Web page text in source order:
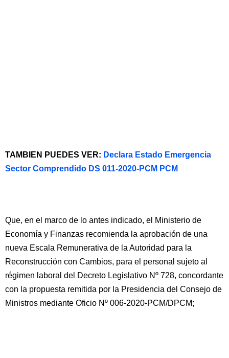
TAMBIEN PUEDES VER: Declara Estado Emergencia
Sector Comprendido DS 011-2020-PCM PCM
Que, en el marco de lo antes indicado, el Ministerio de
Economía y Finanzas recomienda la aprobación de una
nueva Escala Remunerativa de la Autoridad para la
Reconstrucción con Cambios, para el personal sujeto al
régimen laboral del Decreto Legislativo Nº 728, concordante
con la propuesta remitida por la Presidencia del Consejo de
Ministros mediante Oficio Nº 006-2020-PCM/DPCM;